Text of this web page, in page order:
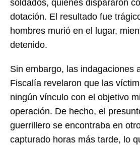
soldados, quienes dispararon
dotación. El resultado fue
hombres murió en el lugar,
detenido.
Sin embargo, las indagaciones
Fiscalía revelaron que las
ningún vínculo con el objetivo
operación. De hecho, el
guerrillero se encontraba en
capturado horas más tarde, lo